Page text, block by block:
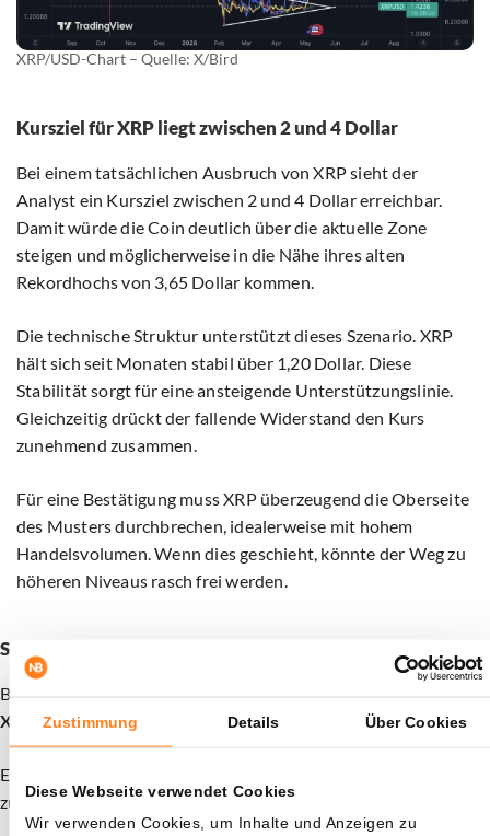
Zustimmung Details Über Cookies
Diese Webseite verwendet Cookies
Wir verwenden Cookies, um Inhalte und Anzeigen zu
XRP/USD-Chart – Quelle: X/Bird
Kursziel für XRP liegt zwischen 2 und 4 Dollar
Bei einem tatsächlichen Ausbruch von XRP sieht der
Analyst ein Kursziel zwischen 2 und 4 Dollar erreichbar.
Damit würde die Coin deutlich über die aktuelle Zone
steigen und möglicherweise in die Nähe ihres alten
Rekordhochs von 3,65 Dollar kommen.
Die technische Struktur unterstützt dieses Szenario. XRP
hält sich seit Monaten stabil über 1,20 Dollar. Diese
Stabilität sorgt für eine ansteigende Unterstützungslinie.
Gleichzeitig drückt der fallende Widerstand den Kurs
zunehmend zusammen.
Für eine Bestätigung muss XRP überzeugend die Oberseite
des Musters durchbrechen, idealerweise mit hohem
Handelsvolumen. Wenn dies geschieht, könnte der Weg zu
höheren Niveaus rasch frei werden.
Schon deine 15 XRP als Willkommensbonus beansprucht?
Bitvavo in Zusammenarbeit mit Newsbit bietet dir aktuell15
XRP als Geschenk
. Die Aktion ist nur für kurze Zeit gültig.
Eröffne ein Konto und zahle mindestens 30€ ein, um den Bonus
zu erhalten.